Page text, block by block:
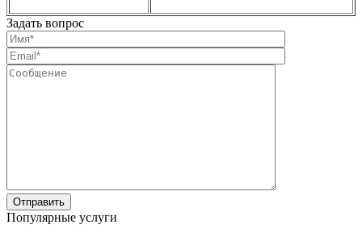
Задать вопрос
Популярные услуги